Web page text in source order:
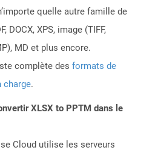
quelle autre famille de
DOCX, XPS, image (TIFF,
MD et plus encore.
complète des formats de
charge.
XLSX to PPTM dans le
Cloud utilise les serveurs